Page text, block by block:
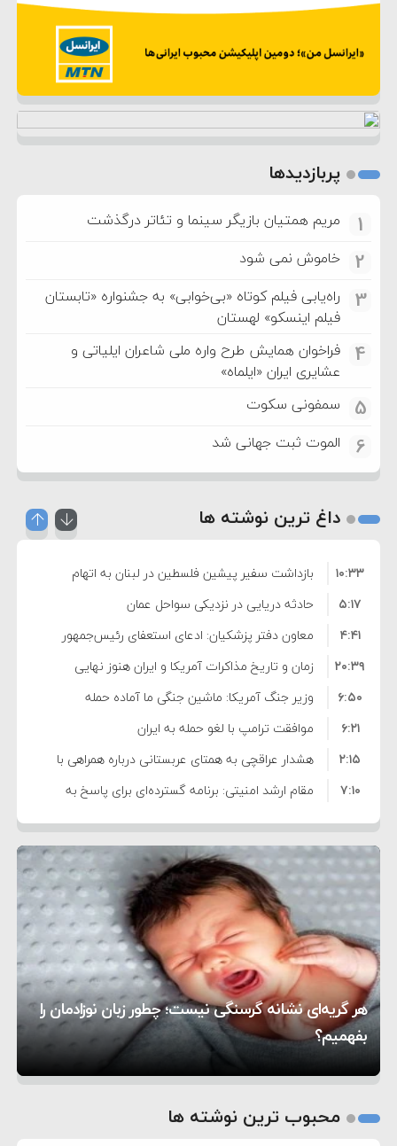
پربازدیدها
1 مریم همتیان بازیگر سینما و تئاتر درگذشت
2 خاموش نمی شود
3
راه‌یابی فیلم کوتاه «بی‌خوابی» به جشنواره «تابستان
فیلم اینسکو» لهستان
4
فراخوان همایش طرح واره ملی شاعران ایلیاتی و
عشایری ایران «ایلماه»
5 سمفونی سکوت
6 الموت ثبت جهانی شد
داغ ترین نوشته ها
بازداشت سفیر پیشین فلسطین در لبنان به اتهام
فساد و اختلاس اموال
۱۰:۳۳
حادثه دریایی در نزدیکی سواحل عمان
۵:۱۷
معاون دفتر پزشکیان: ادعای استعفای رئیس‌جمهور
واهی و کذب محض است
۴:۴۱
زمان و تاریخ مذاکرات آمریکا و ایران هنوز نهایی
نشده است
۲۰:۳۹
وزیر جنگ آمریکا: ماشین جنگی ما آماده حمله
نظامی علیه ایران است
۶:۵۰
موافقت ترامپ با لغو حمله به ایران
۶:۲۱
هشدار عراقچی به همتای عربستانی درباره همراهی با
آمریکا
۲:۱۵
مقام ارشد امنیتی: برنامه گسترده‌ای برای پاسخ به
دیوانگی آمریکا داریم
۷:۱۰
ترامپ دستور حملات جدید علیه ایران را صادر کرد
۵:۴۵
سپاه: دو نفتکش متخلف مورد اصابت قرار گرفته و
متوقف شدند
۱۲:۵۹
ترامپ مدعی توافق تاریخی برای خلع سلاح کامل
حماس شد
۸:۵۷
اعتراض عراقچی به همتای بلغارستانی به دلیل کمک
به آمریکا در حملات به ایران
۱۶:۱۹
کشورهایی که به متجاوزان کمک می کنند پاسخ
سختی خواهند گرفت
۱۰:۱۵
سنتکام پایان تجاوز جدید به ایران را اعلام کرد
۶:۰۵
آمریکا تحریم‌های جدیدی علیه ایران اعمال کرد
۱۸:۰۰
هر گریه‌ای نشانه گرسنگی نیست؛ چطور زبان نوزادمان را
بفهمیم؟
تغذیه پدر می‌تواند بر سلامت نوزاد تأثیر بگذارد
روی دیگر زندگی
2
محبوب ترین نوشته ها